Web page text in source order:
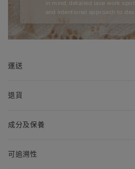
in mind, detailed lace work
and intentional approach to
運送
退貨
成分及保養
可追溯性